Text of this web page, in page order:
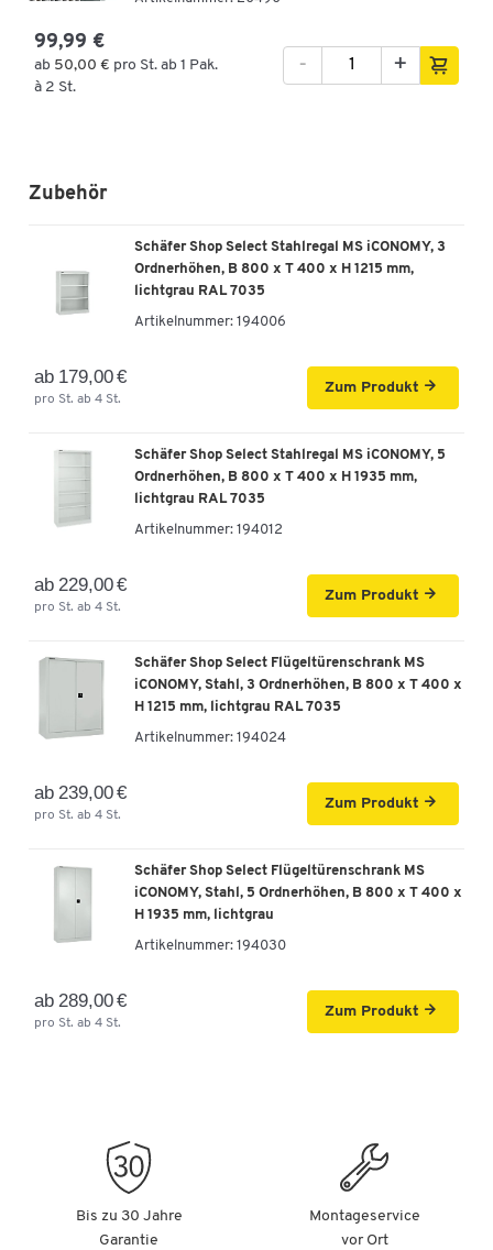
99,99 €
ab 50,00 € pro St. ab 1 Pak.
à 2 St.
+
-
Zubehör
Schäfer Shop Select Stahlregal MS iCONOMY, 3
Ordnerhöhen, B 800 x T 400 x H 1215 mm,
lichtgrau RAL 7035
Artikelnummer: 194006
ab 179,00 €
pro St. ab 4 St.
Zum Produkt
Schäfer Shop Select Stahlregal MS iCONOMY, 5
Ordnerhöhen, B 800 x T 400 x H 1935 mm,
lichtgrau RAL 7035
Artikelnummer: 194012
ab 229,00 €
pro St. ab 4 St.
Zum Produkt
Schäfer Shop Select Flügeltürenschrank MS
iCONOMY, Stahl, 3 Ordnerhöhen, B 800 x T 400 x
H 1215 mm, lichtgrau RAL 7035
Artikelnummer: 194024
ab 239,00 €
pro St. ab 4 St.
Zum Produkt
Schäfer Shop Select Flügeltürenschrank MS
iCONOMY, Stahl, 5 Ordnerhöhen, B 800 x T 400 x
H 1935 mm, lichtgrau
Artikelnummer: 194030
ab 289,00 €
pro St. ab 4 St.
Zum Produkt
Bis zu 30 Jahre
Garantie
Montageservice
vor Ort